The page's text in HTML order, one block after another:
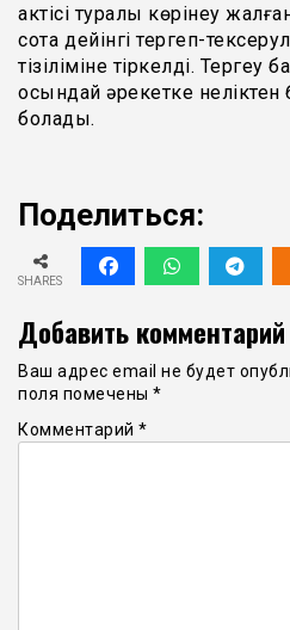
актiсi туралы көрiнеу
сотқа дейінгі тергеп-
тізіліміне тіркелді.
осындай әрекетке неліктен
болады.
Поделиться:
SHARES
Добавить комментарий
Ваш адрес email не будет
поля помечены *
Комментарий *